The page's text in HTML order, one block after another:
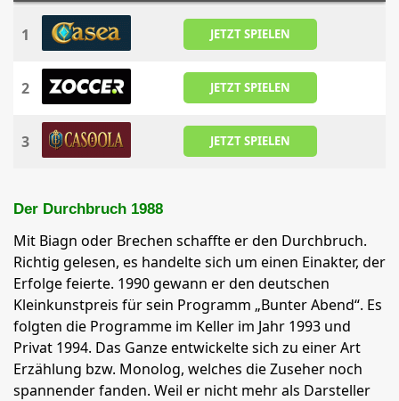
1 JETZT SPIELEN
2 JETZT SPIELEN
3 JETZT SPIELEN
Der Durchbruch 1988
Mit Biagn oder Brechen schaffte er den Durchbruch.
Richtig gelesen, es handelte sich um einen Einakter, der
Erfolge feierte. 1990 gewann er den deutschen
Kleinkunstpreis für sein Programm „Bunter Abend“. Es
folgten die Programme im Keller im Jahr 1993 und
Privat 1994. Das Ganze entwickelte sich zu einer Art
Erzählung bzw. Monolog, welches die Zuseher noch
spannender fanden. Weil er nicht mehr als Darsteller